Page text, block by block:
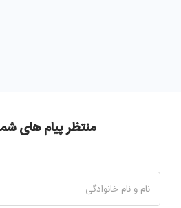
منتظر پیام های
نام و نام خانوادگی